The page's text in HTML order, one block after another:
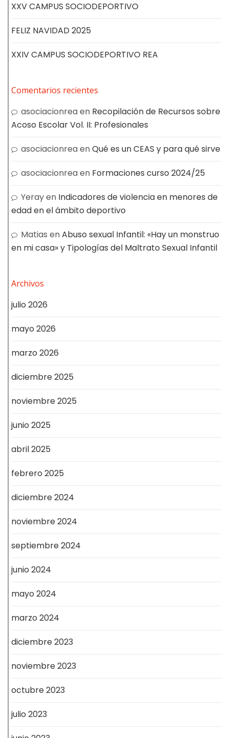
XXV CAMPUS SOCIODEPORTIVO
FELIZ NAVIDAD 2025
XXIV CAMPUS SOCIODEPORTIVO REA
Comentarios recientes
asociacionreaen Recopilación de Recursos sobre
Acoso Escolar Vol. II: Profesionales
asociacionreaenQué es un CEAS y para qué sirve
asociacionreaen Formaciones curso 2024/25
Yerayen Indicadores de violencia en menores de
edad en el ámbito deportivo
Matias enAbuso sexual Infantil: «Hay un monstruo
en mi casa» y Tipologías del Maltrato Sexual Infantil
Archivos
julio 2026
mayo 2026
marzo 2026
diciembre 2025
noviembre 2025
junio 2025
abril 2025
febrero 2025
diciembre 2024
noviembre 2024
septiembre 2024
junio 2024
mayo 2024
marzo 2024
diciembre 2023
noviembre 2023
octubre 2023
julio 2023